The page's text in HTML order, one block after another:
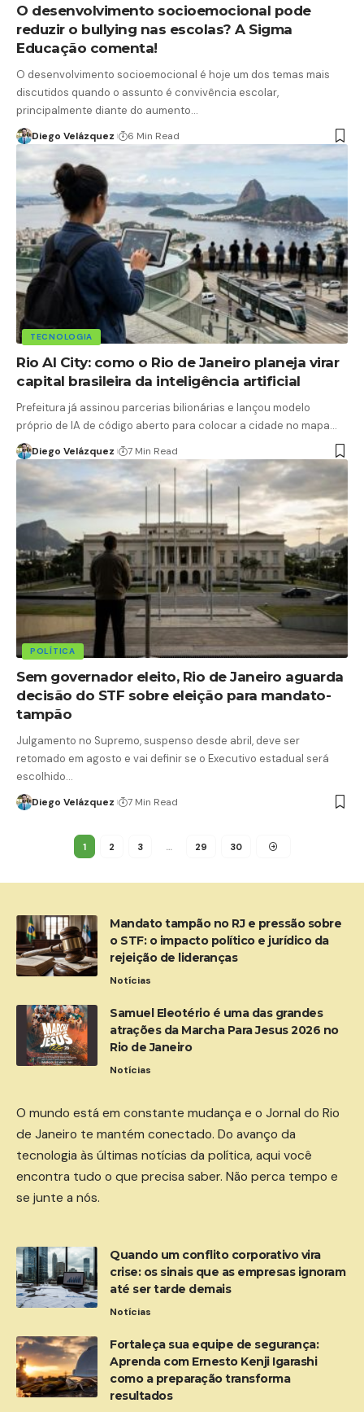
O desenvolvimento socioemocional pode
reduzir o bullying nas escolas? A Sigma
Educação comenta!
O desenvolvimento socioemocional é hoje um dos temas mais
discutidos quando o assunto é convivência escolar,
principalmente diante do aumento…
Diego Velázquez 6 Min Read
TECNOLOGIA
Rio AI City: como o Rio de Janeiro planeja virar
capital brasileira da inteligência artificial
Prefeitura já assinou parcerias bilionárias e lançou modelo
próprio de IA de código aberto para colocar a cidade no mapa…
Diego Velázquez 7 Min Read
POLÍTICA
Sem governador eleito, Rio de Janeiro aguarda
decisão do STF sobre eleição para mandato-
tampão
Julgamento no Supremo, suspenso desde abril, deve ser
retomado em agosto e vai definir se o Executivo estadual será
escolhido…
Diego Velázquez 7 Min Read
1 2 3 … 29 30
Mandato tampão no RJ e pressão sobre
o STF: o impacto político e jurídico da
rejeição de lideranças
Notícias
Samuel Eleotério é uma das grandes
atrações da Marcha Para Jesus 2026 no
Rio de Janeiro
Notícias
O mundo está em constante mudança e o Jornal do Rio
de Janeiro te mantém conectado. Do avanço da
tecnologia às últimas notícias da política, aqui você
encontra tudo o que precisa saber. Não perca tempo e
se junte a nós.
Quando um conflito corporativo vira
crise: os sinais que as empresas ignoram
até ser tarde demais
Notícias
Fortaleça sua equipe de segurança:
Aprenda com Ernesto Kenji Igarashi
como a preparação transforma
resultados